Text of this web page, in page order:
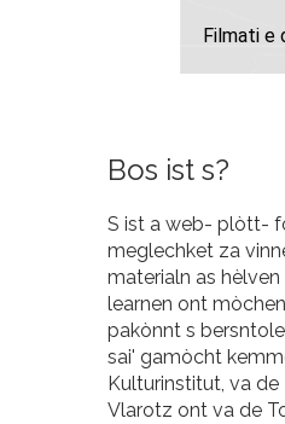
Filmati e
Bos ist s?
S ist a web- plòtt-
meglechket za
materialn as
learnen ont
pakònnt s
sai' gamòcht
Kulturinstitut, va
Vlarotz ont va de